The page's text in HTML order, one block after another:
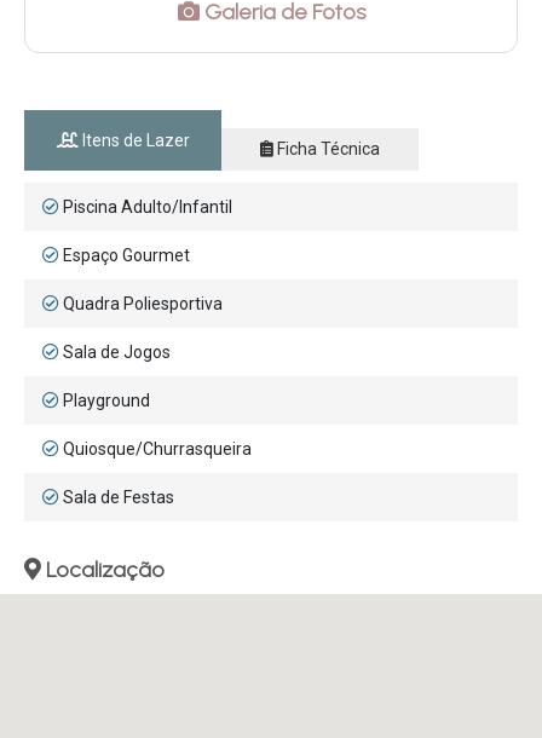
Galeria de Fotos
Itens de Lazer Ficha Técnica
Piscina Adulto/Infantil
Espaço Gourmet
Quadra Poliesportiva
Sala de Jogos
Playground
Quiosque/Churrasqueira
Sala de Festas
Localização